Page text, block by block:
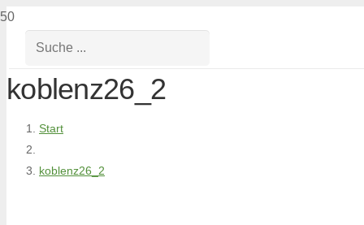
koblenz26_2
Start
koblenz26_2